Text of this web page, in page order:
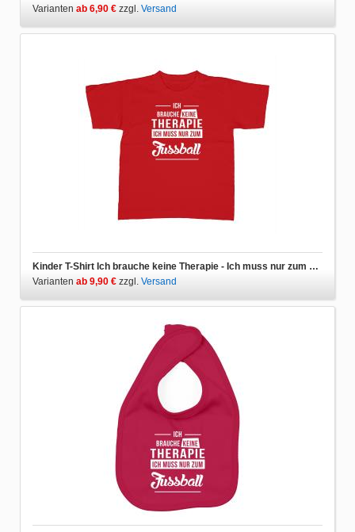
Varianten ab 6,90 € zzgl. Versand
Kinder T-Shirt Ich brauche keine Therapie - Ich muss nur zum Fussball
Varianten ab 9,90 € zzgl. Versand